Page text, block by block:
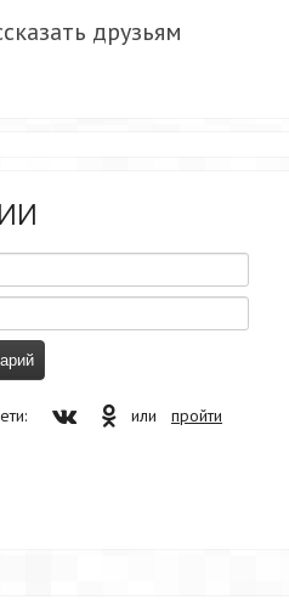
друзьям
или пройти